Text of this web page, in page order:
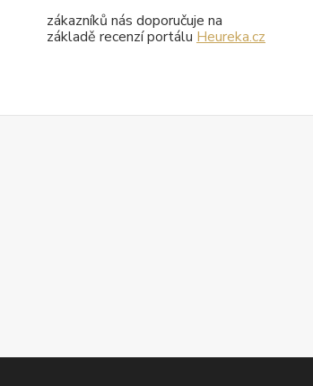
zákazníků nás doporučuje na
základě recenzí portálu Heureka.cz